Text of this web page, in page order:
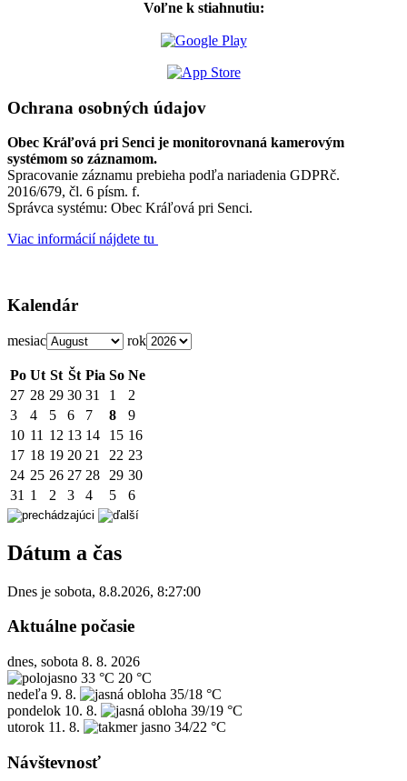
Voľne k stiahnutiu:
Ochrana osobných údajov
Obec Kráľová pri Senci je monitorovnaná kamerovým
systémom so záznamom.
Spracovanie záznamu prebieha podľa nariadenia GDPRč.
2016/679, čl. 6 písm. f.
Správca systému: Obec Kráľová pri Senci.
Viac informácií nájdete tu
Kalendár
mesiac rok
Po Ut St Št Pia So Ne
27 28 29 30 31 1
2
3
4 5 6 7 8
9
10 11 12 13 14 15 16
17 18 19 20 21 22 23
24 25 26 27 28 29 30
31 1 2 3 4 5 6
Dátum a čas
Dnes je sobota, 8.8.2026, 8:27:00
Aktuálne počasie
dnes, sobota 8. 8. 2026
33 °C 20 °C
nedeľa 9. 8.
35/18 °C
pondelok 10. 8.
39/19 °C
utorok 11. 8. 34/22 °C
Návštevnosť